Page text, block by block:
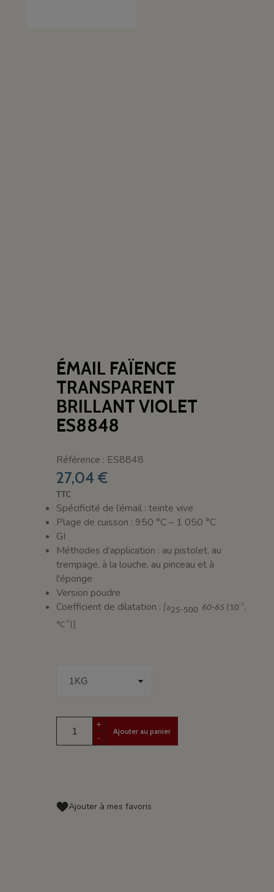
ÉMAIL FAÏENCE
TRANSPARENT
BRILLANT VIOLET
ES8848
Référence : ES8848
27,04 €
TTC
Spécificité de l’émail : teinte vive
Plage de cuisson : 950 °C – 1 050 °C
GI
Méthodes d’application : au pistolet, au
trempage, à la louche, au pinceau et à
l'éponge
Version poudre
Coefficient de dilatation : [a25-500 60-65 (10-7 .
ºC-1 )]
+
-
Ajouter au panier
Ajouter à mes favoris